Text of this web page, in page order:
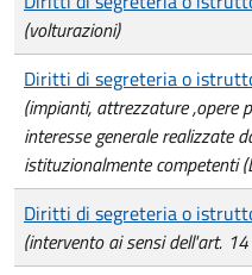
(volturazioni)
Diritti di segreteria o
(impianti, attrezzature ,opere
interesse generale realizzate
istituzionalmente competenti
Diritti di segreteria o
(intervento ai sensi dell'art.